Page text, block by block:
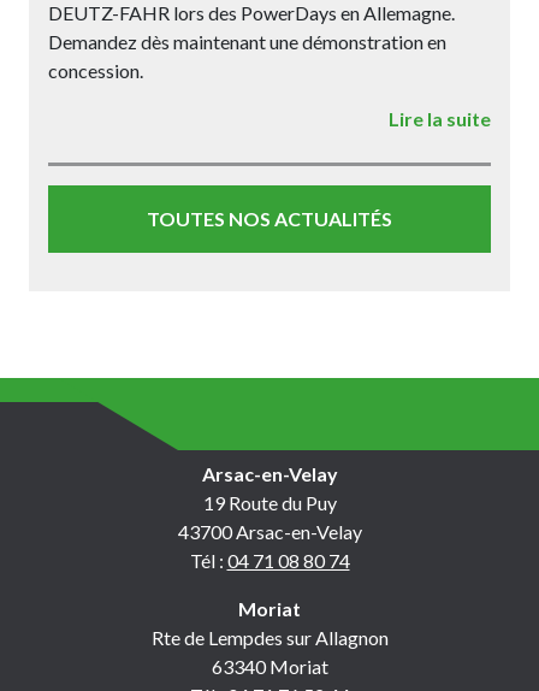
DEUTZ-FAHR lors des PowerDays en Allemagne.
Demandez dès maintenant une démonstration en
concession.
Lire la suite
TOUTES NOS ACTUALITÉS
Arsac-en-Velay
19 Route du Puy
43700 Arsac-en-Velay
Tél : 04 71 08 80 74
Moriat
Rte de Lempdes sur Allagnon
63340 Moriat